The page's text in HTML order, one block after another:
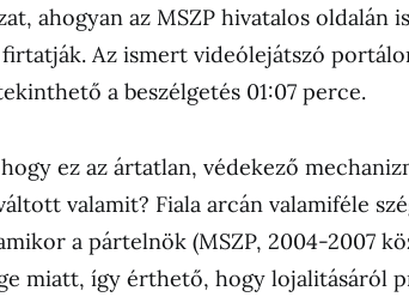
ahogyan az MSZP hivatalos oldalán
Az ismert videólejátszó
a beszélgetés 01:07 perce.
ez az ártatlan, védekező
valamit? Fiala arcán valamiféle
a pártelnök (MSZP, 2004-2007
miatt, így érthető, hogy lojalitásáról